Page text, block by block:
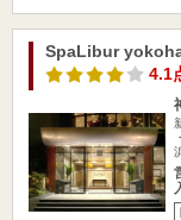
SpaLibur
4.1